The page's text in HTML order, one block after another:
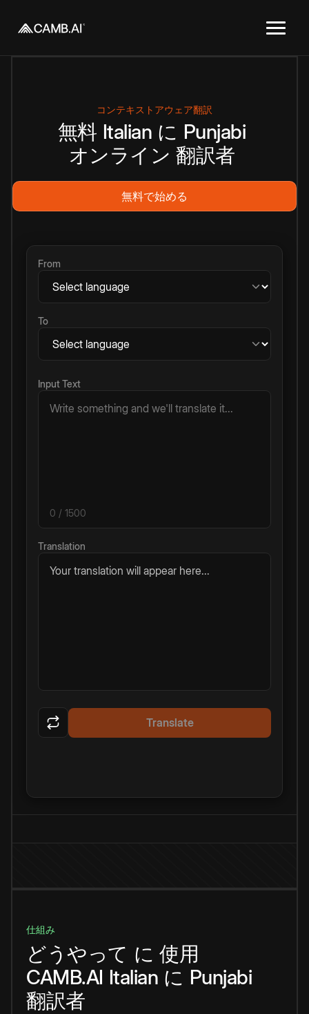
コンテキストアウェア翻訳
無料 Italian に Punjabi
オンライン 翻訳者
無料で始める
From
To
Input Text
0 / 1500
Translation
Your translation will appear here...
Translate
仕組み
どうやって に 使用
CAMB.AI Italian に Punjabi
翻訳者